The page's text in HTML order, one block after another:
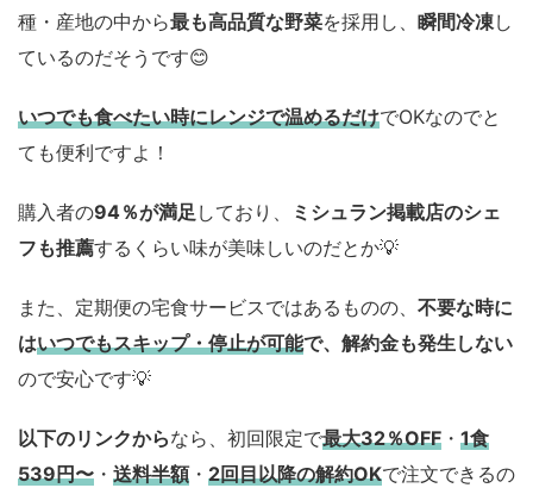
種・産地の中から最も高品質な野菜を採用し、 瞬間冷凍し
ているのだそうです😊
いつでも食べたい時にレンジで温めるだけでOKなのでと
ても便利ですよ！
購入者の94％が満足しており、
ミシュラン掲載店のシェ
フも推薦するくらい味が美味しいのだとか💡
また、定期便の宅食サービスではあるものの、 不要な時に
はいつでもスキップ・停止が可能で、解約金も発生しない
ので安心です💡
以下のリンクからなら、初回限定で最大32％OFF ・ 1食
539円〜 ・ 送料半額・ 2回目以降の解約OKで注文できるの